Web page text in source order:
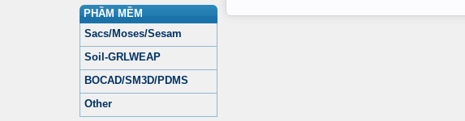
PHẦM MỀM
Sacs/Moses/Sesam
Soil-GRLWEAP
BOCAD/SM3D/PDMS
Other